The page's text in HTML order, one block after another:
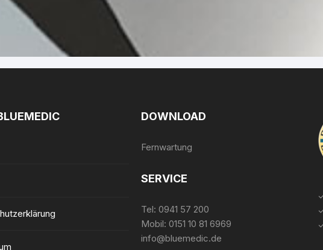
DOWNLOAD
Fernwartung
SERVICE
Tel: 0941 57 200
Mobil: 0151 10 81 6969
info@bluemedic.de